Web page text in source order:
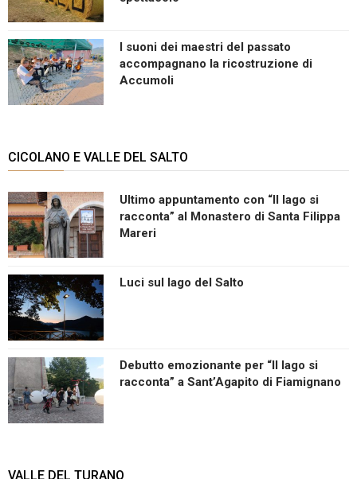
I suoni dei maestri del passato
accompagnano la ricostruzione di
Accumoli
CICOLANO E VALLE DEL SALTO
Ultimo appuntamento con “Il lago si
racconta” al Monastero di Santa Filippa
Mareri
Luci sul lago del Salto
Debutto emozionante per “Il lago si
racconta” a Sant’Agapito di Fiamignano
VALLE DEL TURANO